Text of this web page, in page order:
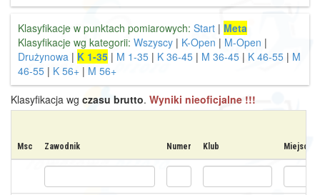
Klasyfikacje w punktach pomiarowych: Start | Meta
Klasyfikacje wg kategorii: Wszyscy | K-Open | M-Open |
Drużynowa | K 1-35 | M 1-35 | K 36-45 | M 36-45 | K 46-55 | M
46-55 | K 56+ | M 56+
Klasyfikacja wg czasu brutto. Wyniki nieoficjalne !!!
Msc Zawodnik Numer Klub